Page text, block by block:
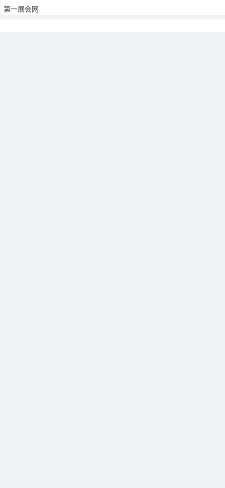
第一展会网